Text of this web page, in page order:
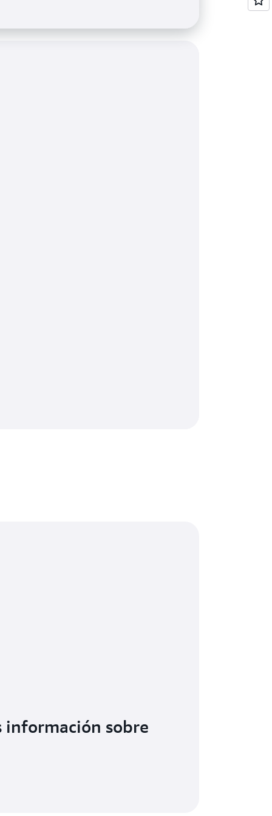
información sobre